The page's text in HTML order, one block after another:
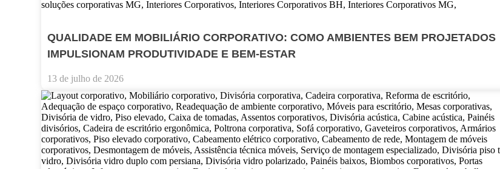
QUALIDADE EM MOBILIÁRIO CORPORATIVO: COMO AMBIENTES BEM PROJETADOS
IMPULSIONAM PRODUTIVIDADE E BEM-ESTAR
13 de julho de 2026